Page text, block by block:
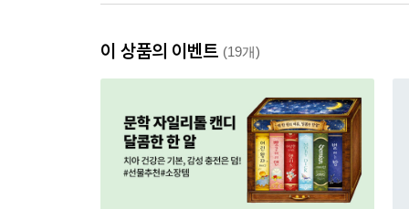
이 상품의 이벤트 (19개)